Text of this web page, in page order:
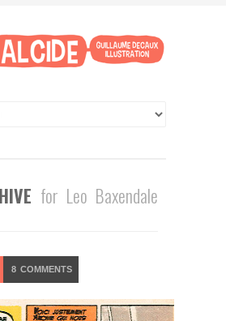
for Leo Baxendale
8 COMMENTS